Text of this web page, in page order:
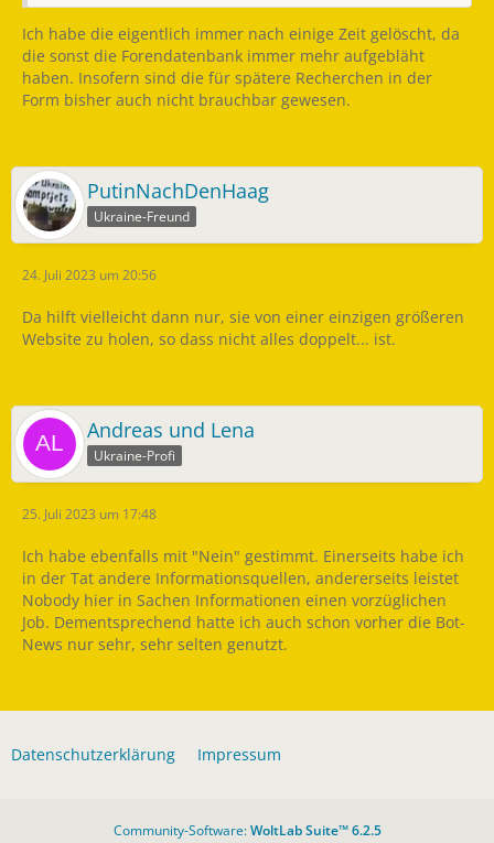
Ich habe die eigentlich immer nach einige Zeit gelöscht, da
die sonst die Forendatenbank immer mehr aufgebläht
haben. Insofern sind die für spätere Recherchen in der
Form bisher auch nicht brauchbar gewesen.
PutinNachDenHaag
Ukraine-Freund
24. Juli 2023 um 20:56
Da hilft vielleicht dann nur, sie von einer einzigen größeren
Website zu holen, so dass nicht alles doppelt... ist.
Andreas und Lena
Ukraine-Profi
25. Juli 2023 um 17:48
Ich habe ebenfalls mit "Nein" gestimmt. Einerseits habe ich
in der Tat andere Informationsquellen, andererseits leistet
Nobody hier in Sachen Informationen einen vorzüglichen
Job. Dementsprechend hatte ich auch schon vorher die Bot-
News nur sehr, sehr selten genutzt.
Datenschutzerklärung Impressum
Community-Software:WoltLab Suite™ 6.2.5